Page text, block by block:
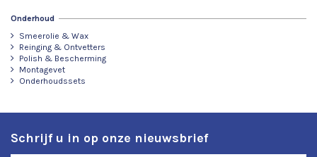
Onderhoud
Smeerolie & Wax
Reinging & Ontvetters
Polish & Bescherming
Montagevet
Onderhoudssets
Schrijf u in op onze nieuwsbrief